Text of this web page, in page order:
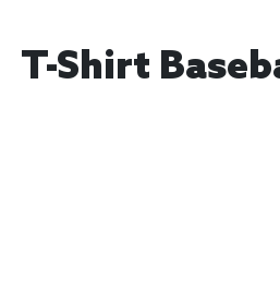
T-Shirt